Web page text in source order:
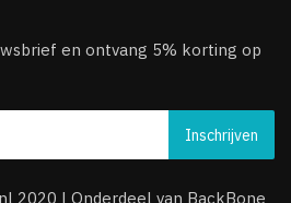
en ontvang 5% korting op
2020 | Onderdeel van BackBone